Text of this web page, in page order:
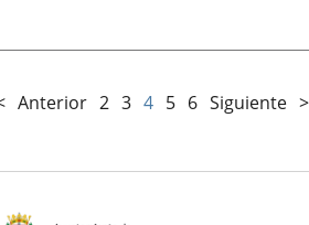
Anterior 2 3 4 5 6 Siguiente